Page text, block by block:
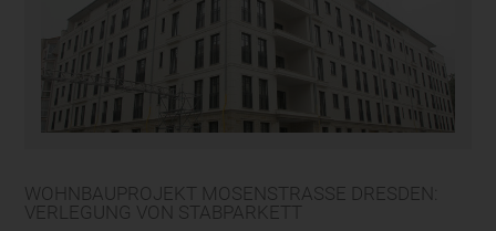
WOHNBAUPROJEKT MOSENSTRASSE DRESDEN: V
ERLEGUNG VON STABPARKETT